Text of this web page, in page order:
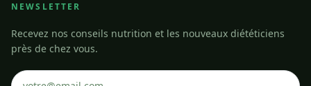
NEWSLETTER
Recevez nos conseils nutrition et les nouveaux diététiciens
près de chez vous.